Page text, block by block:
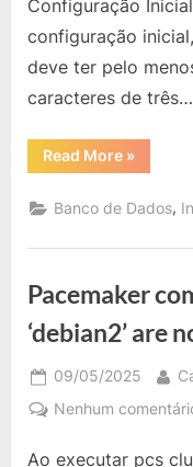
Configuração
configuração
deve ter pelo
caracteres de três…
Read More
do
Server
no
e
»
Banco de Dados,
Pacemaker
‘debian2’ are
Posted
on
09/05/2025
Nenhum
Ao executar pcs